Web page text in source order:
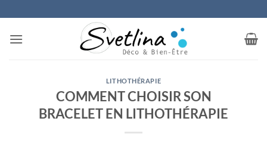
au
contenu
LITHOTHÉRAPIE
COMMENT CHOISIR SON
BRACELET EN LITHOTHÉRAPIE